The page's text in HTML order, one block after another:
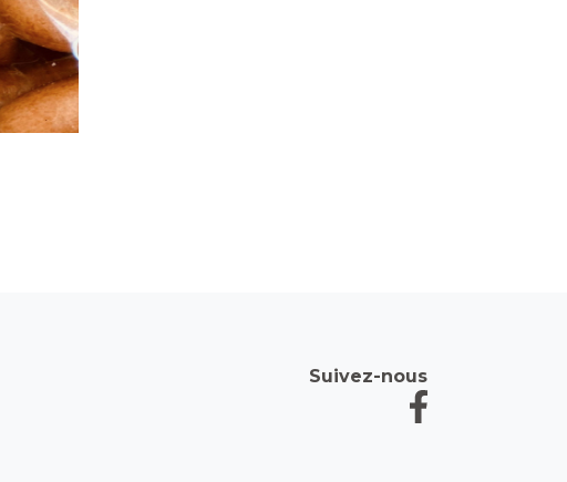
Suivez-nous